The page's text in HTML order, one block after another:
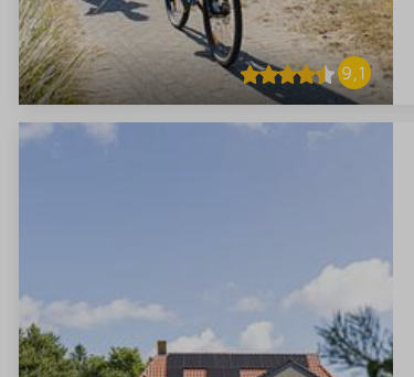
9,1